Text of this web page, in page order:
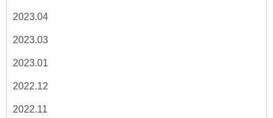
2023.04
2023.03
2023.01
2022.12
2022.11